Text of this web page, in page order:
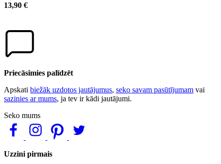
13,90 €
Priecāsimies palīdzēt
Apskati biežāk uzdotos jautājumus, seko savam pasūtījumam vai
sazinies ar mums, ja tev ir kādi jautājumi.
Seko mums
Uzzini pirmais